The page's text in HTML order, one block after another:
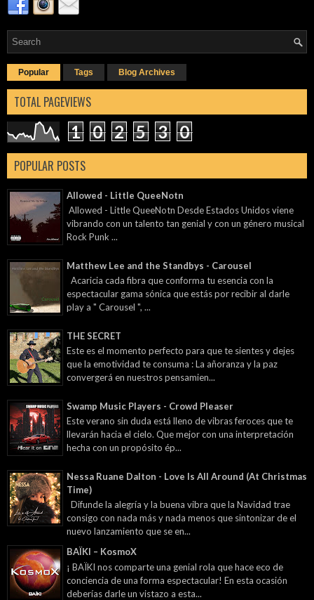
Popular Tags Blog Archives
TOTAL PAGEVIEWS
1 0 2 5 3 0
POPULAR POSTS
Allowed - Little QueeNotn
Allowed - Little QueeNotn Desde Estados Unidos viene
vibrando con un talento tan genial y con un género musical
Rock Punk ...
Matthew Lee and the Standbys - Carousel
Acaricia cada fibra que conforma tu esencia con la
espectacular gama sónica que estás por recibir al darle
play a " Carousel ", ...
THE SECRET
Este es el momento perfecto para que te sientes y dejes
que la emotividad te consuma : La añoranza y la paz
convergerá en nuestros pensamien...
Swamp Music Players - Crowd Pleaser
Este verano sin duda está lleno de vibras feroces que te
llevarán hacia el cielo. Que mejor con una interpretación
hecha con un propósito ép...
Nessa Ruane Dalton - Love Is All Around (At Christmas
Time)
Difunde la alegría y la buena vibra que la Navidad trae
consigo con nada más y nada menos que sintonizar de el
nuevo lanzamiento que se en...
BAÏKI – KosmoX
¡ BAÏKI nos comparte una genial rola que hace eco de
conciencia de una forma espectacular! En esta ocasión
deberías darle un vistazo a esta...